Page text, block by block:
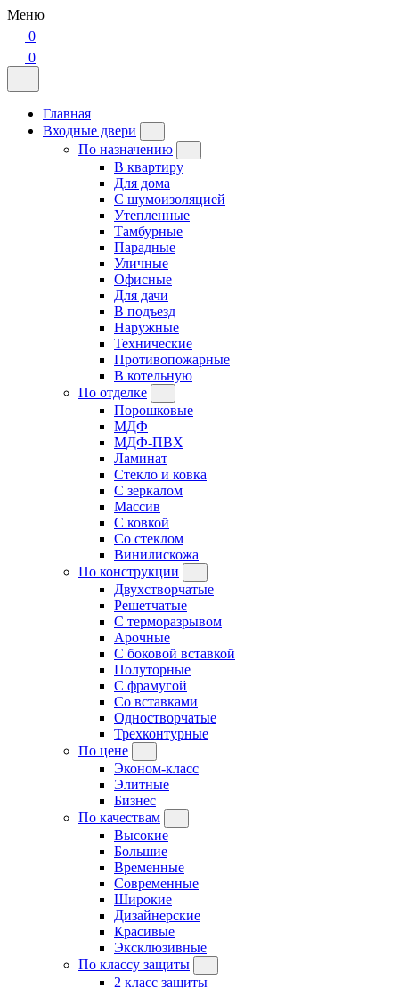
Меню
0
0
Главная
Входные двери
По назначению
В квартиру
Для дома
С шумоизоляцией
Утепленные
Тамбурные
Парадные
Уличные
Офисные
Для дачи
В подъезд
Наружные
Технические
Противопожарные
В котельную
По отделке
Порошковые
МДФ
МДФ-ПВХ
Ламинат
Стекло и ковка
С зеркалом
Массив
С ковкой
Со стеклом
Винилискожа
По конструкции
Двухстворчатые
Решетчатые
С терморазрывом
Арочные
С боковой вставкой
Полуторные
С фрамугой
Cо вставками
Одностворчатые
Трехконтурные
По цене
Эконом-класс
Элитные
Бизнес
По качествам
Высокие
Большие
Временные
Современные
Широкие
Дизайнерские
Красивые
Эксклюзивные
По классу защиты
2 класс защиты